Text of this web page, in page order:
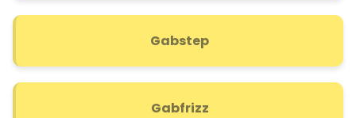
Gabstep
Gabfrizz